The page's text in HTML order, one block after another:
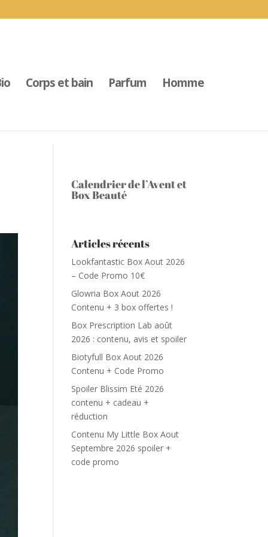
Corps et bain Parfum Homme
Calendrier de l’Avent et
Box Beauté
Articles récents
Lookfantastic Box Aout 2026
– Code Promo 10€
Glowria Box Aout 2026
Contenu + 3 box offertes !
Box Prescription Lab août
2026 : contenu, avis et spoiler
Biotyfull Box Aout 2026
Contenu + Code Promo
Spoiler Blissim Eté 2026
contenu + cadeau +
réduction
Contenu My Little Box Aout
Septembre 2026 spoiler +
code promo